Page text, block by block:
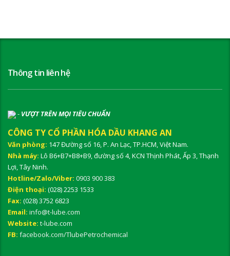
Thông tin liên hệ
- VƯỢT TRÊN MỌI TIÊU CHUẨN
CÔNG TY CỔ PHẦN HÓA DẦU KHANG AN
Văn phòng: 147 Đường số 16, P. An Lạc, TP.HCM, Việt Nam.
Nhà máy: Lô B6+B7+B8+B9, đường số 4, KCN Thịnh Phát, Ấp 3, Thạnh
Lợi, Tây Ninh.
Hotline/Zalo/Viber: 0903 900 383
Điện thoại: (028) 2253 1533
Fax: (028) 3752 6823
Email: info@t-lube.com
Website: t-lube.com
FB: facebook.com/TlubePetrochemical